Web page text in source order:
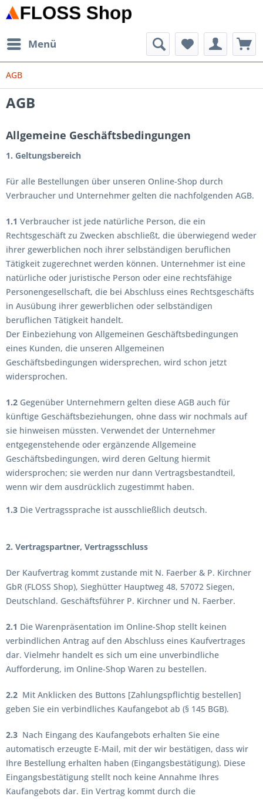
Menü
AGB
AGB
Allgemeine Geschäftsbedingungen
1. Geltungsbereich
Für alle Bestellungen über unseren Online-Shop durch
Verbraucher und Unternehmer gelten die nachfolgenden AGB.
1.1 Verbraucher ist jede natürliche Person, die ein
Rechtsgeschäft zu Zwecken abschließt, die überwiegend weder
ihrer gewerblichen noch ihrer selbständigen beruflichen
Tätigkeit zugerechnet werden können. Unternehmer ist eine
natürliche oder juristische Person oder eine rechtsfähige
Personengesellschaft, die bei Abschluss eines Rechtsgeschäfts
in Ausübung ihrer gewerblichen oder selbständigen
beruflichen Tätigkeit handelt.
Der Einbeziehung von Allgemeinen Geschäftsbedingungen
eines Kunden, die unseren Allgemeinen
Geschäftsbedingungen widersprechen, wird schon jetzt
widersprochen.
1.2 Gegenüber Unternehmern gelten diese AGB auch für
künftige Geschäftsbeziehungen, ohne dass wir nochmals auf
sie hinweisen müssten. Verwendet der Unternehmer
entgegenstehende oder ergänzende Allgemeine
Geschäftsbedingungen, wird deren Geltung hiermit
widersprochen; sie werden nur dann Vertragsbestandteil,
wenn wir dem ausdrücklich zugestimmt haben.
1.3 Die Vertragssprache ist ausschließlich deutsch.
2. Vertragspartner, Vertragsschluss
Der Kaufvertrag kommt zustande mit N. Faerber & P. Kirchner
GbR (FLOSS Shop), Sieghütter Hauptweg 48, 57072 Siegen,
Deutschland. Geschäftsführer P. Kirchner und N. Faerber.
2.1 Die Warenpräsentation im Online-Shop stellt keinen
verbindlichen Antrag auf den Abschluss eines Kaufvertrages
dar. Vielmehr handelt es sich um eine unverbindliche
Aufforderung, im Online-Shop Waren zu bestellen.
2.2 Mit Anklicken des Buttons [Zahlungspflichtig bestellen]
geben Sie ein verbindliches Kaufangebot ab (§ 145 BGB).
2.3 Nach Eingang des Kaufangebots erhalten Sie eine
automatisch erzeugte E-Mail, mit der wir bestätigen, dass wir
Ihre Bestellung erhalten haben (Eingangsbestätigung). Diese
Eingangsbestätigung stellt noch keine Annahme Ihres
Kaufangebots dar. Ein Vertrag kommt durch die